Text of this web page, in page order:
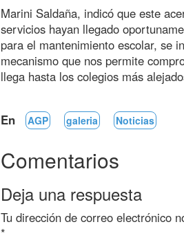
Marini Saldaña, indicó que este
servicios hayan llegado
para el mantenimiento escolar, se
mecanismo que nos permite
llega hasta los colegios más
En AGP galeria Noticias
Comentarios
Deja una respuesta
Tu dirección de correo electrónico
*